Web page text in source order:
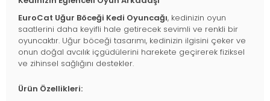
EuroCat Uğur Böceği Kedi Oyuncağı, kedinizin oyun
saatlerini daha keyifli hale getirecek sevimli ve renkli bir
oyuncaktır. Uğur böceği tasarımı, kedinizin ilgisini çeker ve
onun doğal avcılık içgüdülerini harekete geçirerek fiziksel
ve zihinsel sağlığını destekler.
Ürün Özellikleri: